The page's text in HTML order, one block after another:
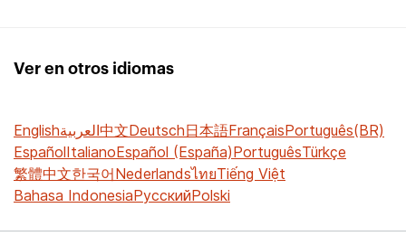
Ver en otros idiomas
Englishالعربية中文Deutsch日本語FrançaisPortuguês(BR)
EspañolItalianoEspañol (España)PortuguêsTürkçe
繁體中文한국어NederlandsไทยTiếng Việt
Bahasa IndonesiaРусскийPolski